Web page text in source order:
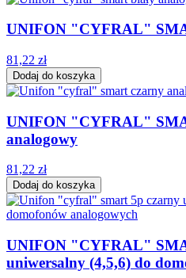
UNIFON "CYFRAL"
81,22 zł
Dodaj do koszyka
UNIFON "CYFRAL"
analogowy
81,22 zł
Dodaj do koszyka
UNIFON "CYFRAL"
uniwersalny (4,5,6) do